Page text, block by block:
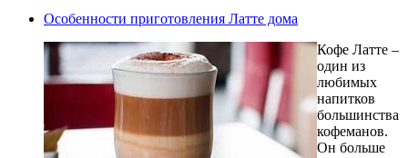
Особенности приготовления Латте дома
Кофе Латте –
один из
любимых
напитков
большинства
кофеманов.
Он больше